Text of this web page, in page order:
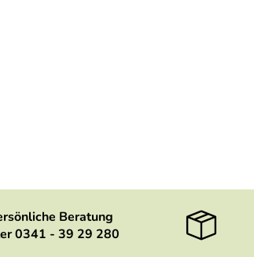
Beratung
0341 - 39 29 280